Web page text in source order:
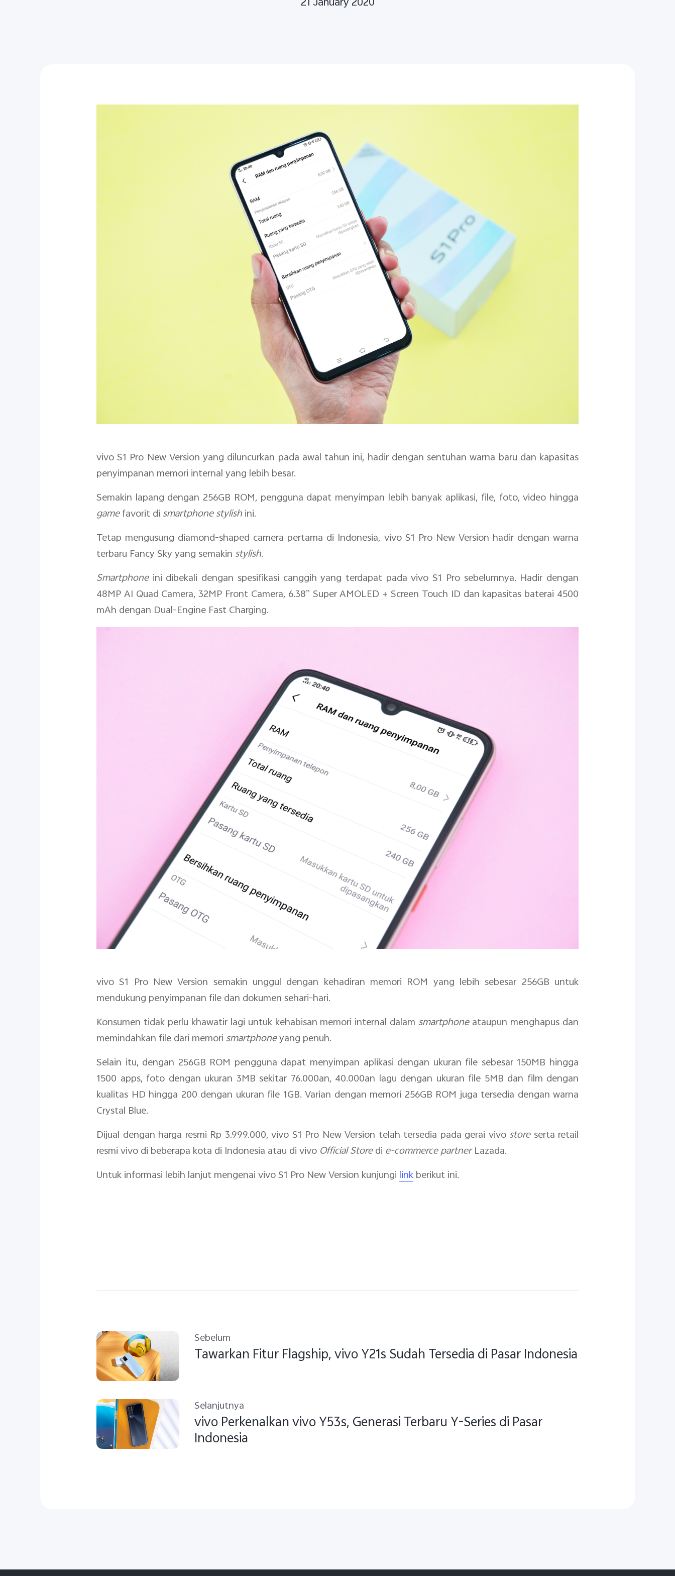
vivo S1 Pro New Version yang diluncurkan pada awal tahun ini, hadir dengan sentuhan warna baru dan kapasitas
penyimpanan memori internal yang lebih besar.
Semakin lapang dengan 256GB ROM, pengguna dapat menyimpan lebih banyak aplikasi, file, foto, video hingga
gamefavorit di smartphone stylishini.
Tetap mengusung diamond-shaped camera pertama di Indonesia, vivo S1 Pro New Version hadir dengan warna
terbaru Fancy Sky yang semakin stylish.
Smartphoneini dibekali dengan spesifikasi canggih yang terdapat pada vivo S1 Pro sebelumnya. Hadir dengan
48MP AI Quad Camera, 32MP Front Camera, 6.38” Super AMOLED + Screen Touch ID dan kapasitas baterai 4500
mAh dengan Dual-Engine Fast Charging.
vivo S1 Pro New Version semakin unggul dengan kehadiran memori ROM yang lebih sebesar 256GB untuk
mendukung penyimpanan file dan dokumen sehari-hari.
Konsumen tidak perlu khawatir lagi untuk kehabisan memori internal dalam smartphoneataupun menghapus dan
memindahkan file dari memori smartphoneyang penuh.
Selain itu, dengan 256GB ROM pengguna dapat menyimpan aplikasi dengan ukuran file sebesar 150MB hingga
1500 apps, foto dengan ukuran 3MB sekitar 76.000an, 40.000an lagu dengan ukuran file 5MB dan film dengan
kualitas HD hingga 200 dengan ukuran file 1GB. Varian dengan memori 256GB ROM juga tersedia dengan warna
Crystal Blue.
Dijual dengan harga resmi Rp 3.999.000, vivo S1 Pro New Version telah tersedia pada gerai vivo store serta retail
resmi vivo di beberapa kota di Indonesia atau di vivo Official Storedi e-commercepartnerLazada.
Untuk informasi lebih lanjut mengenai vivo S1 Pro New Version kunjungi linkberikut ini.
Sebelum
Tawarkan Fitur Flagship, vivo Y21s Sudah Tersedia di Pasar Indonesia
Selanjutnya
vivo Perkenalkan vivo Y53s, Generasi Terbaru Y-Series di Pasar
Indonesia